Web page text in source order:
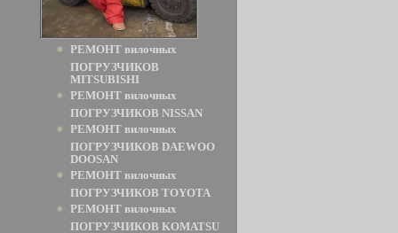
РЕМОНТ вилочных
ПОГРУЗЧИКОВ
MITSUBISHI
РЕМОНТ вилочных
ПОГРУЗЧИКОВ NISSAN
РЕМОНТ вилочных
ПОГРУЗЧИКОВ DAEWOO
DOOSAN
РЕМОНТ вилочных
ПОГРУЗЧИКОВ TOYOTA
РЕМОНТ вилочных
ПОГРУЗЧИКОВ KOMATSU